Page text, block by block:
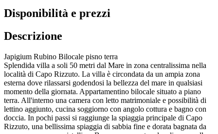
Disponibilità e prezzi
Descrizione
Japigium Rubino Bilocale pisno terra
Splendida villa a soli 50 metri dal Mare in zona centralissima nella
località di Capo Rizzuto. La villa è circondata da un ampia zona
esterna dove rilassarsi godendosi la bellezza del mare in qualsiasi
momento della giornata. Appartamentino bilocale situato a piano
terra. All'interno una camera con letto matrimoniale e possibilità di
lettino aggiunto, cucina soggiorno con angolo cottura e bagno con
doccia. In pochi passi si raggiunge la spiaggia principale di Capo
Rizzuto, una bellissima spiaggia di sabbia fine e dorata bagnata da